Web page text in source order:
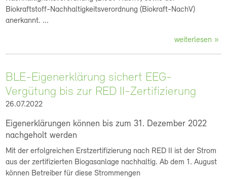
Biokraftstoff-Nachhaltigkeitsverordnung (Biokraft-NachV)
anerkannt. ...
weiterlesen
BLE-Eigenerklärung sichert EEG-
Vergütung bis zur RED II-Zertifizierung
26.07.2022
Eigenerklärungen können bis zum 31. Dezember 2022
nachgeholt werden
Mit der erfolgreichen Erstzertifizierung nach RED II ist der Strom
aus der zertifizierten Biogasanlage nachhaltig. Ab dem 1. August
können Betreiber für diese Strommengen